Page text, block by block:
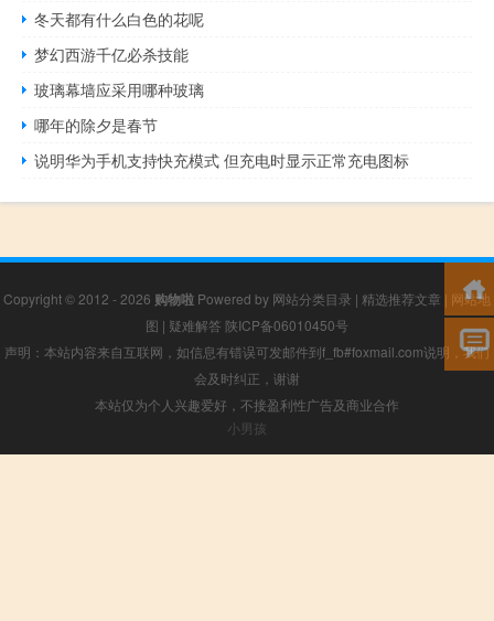
冬天都有什么白色的花呢
梦幻西游千亿必杀技能
玻璃幕墙应采用哪种玻璃
哪年的除夕是春节
说明华为手机支持快充模式 但充电时显示正常充电图标
Copyright © 2012 - 2026 购物啦 Powered by 网站分类目录 | 精选推荐文章 | 网站地
图 | 疑难解答 陕ICP备06010450号
声明：本站内容来自互联网，如信息有错误可发邮件到f_fb#foxmail.com说明，我们
会及时纠正，谢谢
本站仅为个人兴趣爱好，不接盈利性广告及商业合作
小男孩